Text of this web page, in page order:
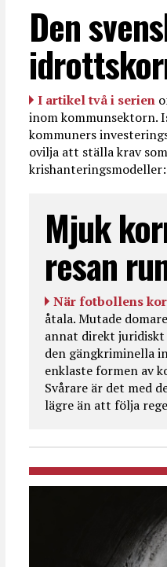
Den
I artikel två i serien
inom kommunsektorn.
kommuners
ovilja att ställa krav
Mjuk
resan
När fotbollens
åtala. Mutade
annat direkt
den gängkriminella
enklaste formen av
Svårare är det med
lägre än att följa